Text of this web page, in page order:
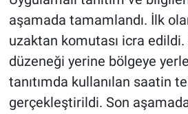
aşamada tamamlandı. İlk
uzaktan komutası icra edildi.
düzeneği yerine bölgeye
tanıtımda kullanılan saatin
gerçekleştirildi. Son